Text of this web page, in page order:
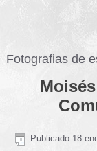
Fotografias de
Publicado 18